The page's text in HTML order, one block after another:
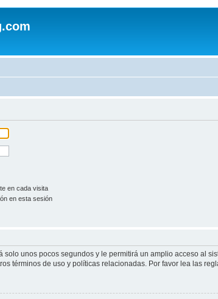
en cada visita
en esta sesión
solo unos pocos segundos y le permitirá un amplio acceso al
términos de uso y políticas relacionadas. Por favor lea las